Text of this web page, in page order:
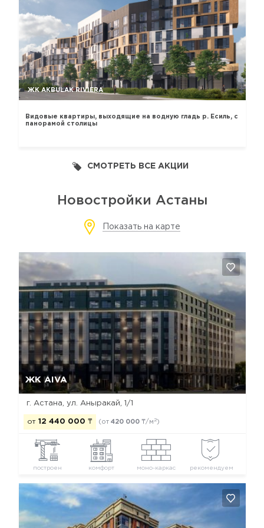
ЖК AKBULAK RIVIERA
Видовые квартиры, выходящие на водную гладь р. Есиль, с
панорамой столицы
СМОТРЕТЬ ВСЕ АКЦИИ
Новостройки Астаны
Показать на карте
ЖК AIVA
г. Астана, ул. Аныракай, 1/1
от 12 440 000 ₸ (от 420 000 ₸/м 2)
построен комфорт моно-каркас рекомендуем